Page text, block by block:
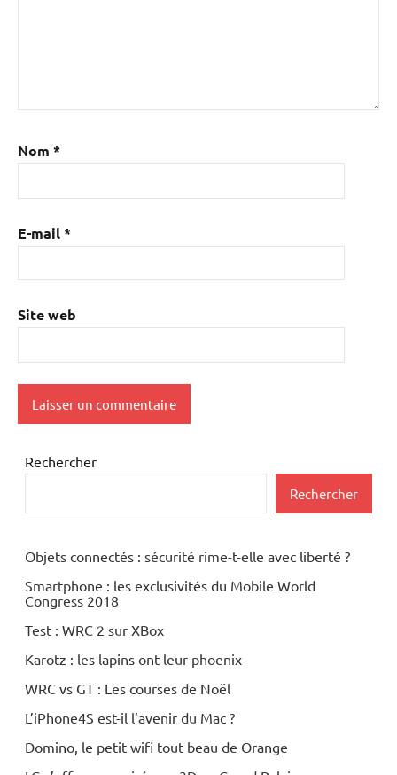
Nom *
E-mail*
Site web
Rechercher
Rechercher
Objets connectés : sécurité rime-t-elle avec liberté ?
Smartphone : les exclusivités du Mobile World
Congress 2018
Test : WRC 2 sur XBox
Karotz : les lapins ont leur phoenix
WRC vs GT : Les courses de Noël
L’iPhone4S est-il l’avenir du Mac ?
Domino, le petit wifi tout beau de Orange